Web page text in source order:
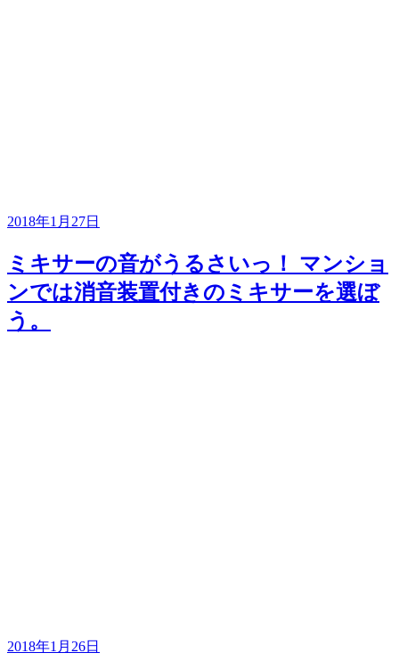
2018年1月27日
ミキサーの音がうるさいっ！ マンショ
ンでは消音装置付きのミキサーを選ぼ
う。
2018年1月26日